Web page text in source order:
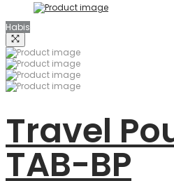
Habis
Travel
TAB-BP